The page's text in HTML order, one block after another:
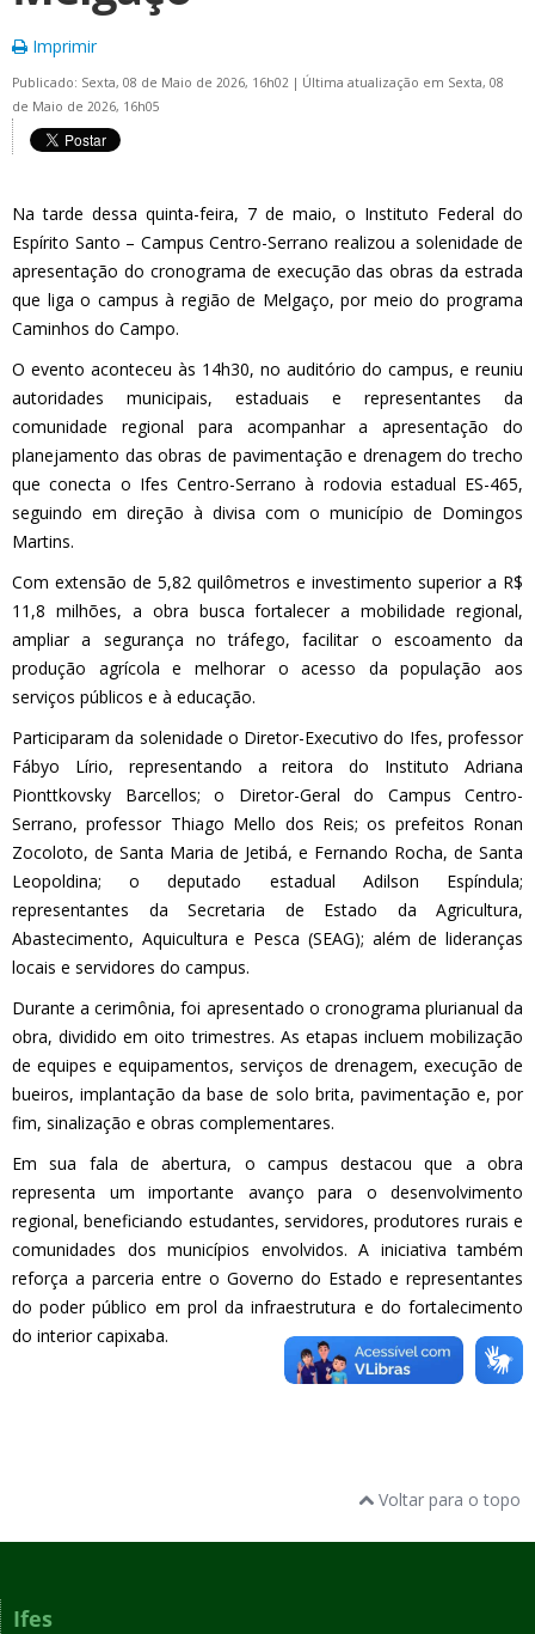
Imprimir
Publicado: Sexta, 08 de Maio de 2026, 16h02 | Última atualização em Sexta, 08
de Maio de 2026, 16h05
Na tarde dessa quinta-feira, 7 de maio, o Instituto Federal do
Espírito Santo – Campus Centro-Serrano realizou a solenidade de
apresentação do cronograma de execução das obras da estrada
que liga o campus à região de Melgaço, por meio do programa
Caminhos do Campo.
O evento aconteceu às 14h30, no auditório do campus, e reuniu
autoridades municipais, estaduais e representantes da
comunidade regional para acompanhar a apresentação do
planejamento das obras de pavimentação e drenagem do trecho
que conecta o Ifes Centro-Serrano à rodovia estadual ES-465,
seguindo em direção à divisa com o município de Domingos
Martins.
Com extensão de 5,82 quilômetros e investimento superior a R$
11,8 milhões, a obra busca fortalecer a mobilidade regional,
ampliar a segurança no tráfego, facilitar o escoamento da
produção agrícola e melhorar o acesso da população aos
serviços públicos e à educação.
Participaram da solenidade o Diretor-Executivo do Ifes, professor
Fábyo Lírio, representando a reitora do Instituto Adriana
Pionttkovsky Barcellos; o Diretor-Geral do Campus Centro-
Serrano, professor Thiago Mello dos Reis; os prefeitos Ronan
Zocoloto, de Santa Maria de Jetibá, e Fernando Rocha, de Santa
Leopoldina; o deputado estadual Adilson Espíndula;
representantes da Secretaria de Estado da Agricultura,
Abastecimento, Aquicultura e Pesca (SEAG); além de lideranças
locais e servidores do campus.
Durante a cerimônia, foi apresentado o cronograma plurianual da
obra, dividido em oito trimestres. As etapas incluem mobilização
de equipes e equipamentos, serviços de drenagem, execução de
bueiros, implantação da base de solo brita, pavimentação e, por
fim, sinalização e obras complementares.
Em sua fala de abertura, o campus destacou que a obra
representa um importante avanço para o desenvolvimento
regional, beneficiando estudantes, servidores, produtores rurais e
comunidades dos municípios envolvidos. A iniciativa também
reforça a parceria entre o Governo do Estado e representantes
do poder público em prol da infraestrutura e do fortalecimento
do interior capixaba.
Voltar para o topo
Ifes